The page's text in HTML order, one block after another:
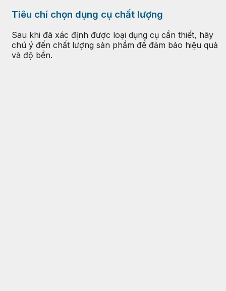
Tiêu chí chọn dụng cụ chất lượng
Sau khi đã xác định được loại dụng cụ cần thiết, hãy
chú ý đến chất lượng sản phẩm để đảm bảo hiệu quả
và độ bền.